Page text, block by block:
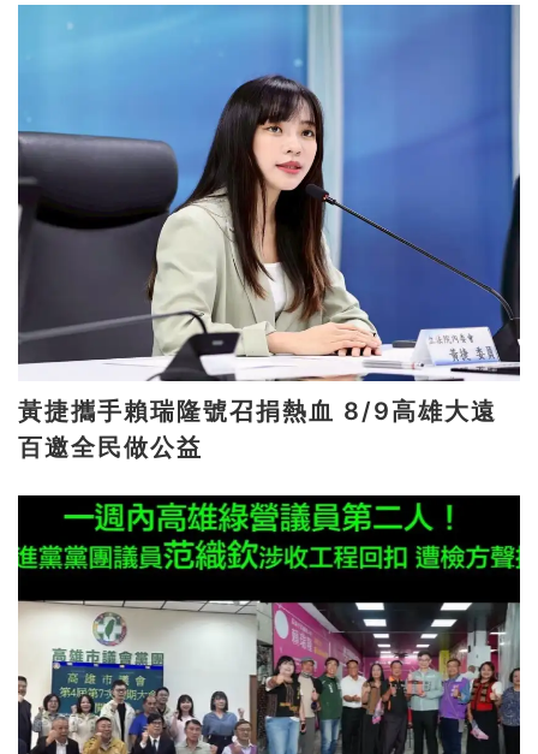
黃捷攜手賴瑞隆號召捐熱血 8/9高雄大遠
百邀全民做公益